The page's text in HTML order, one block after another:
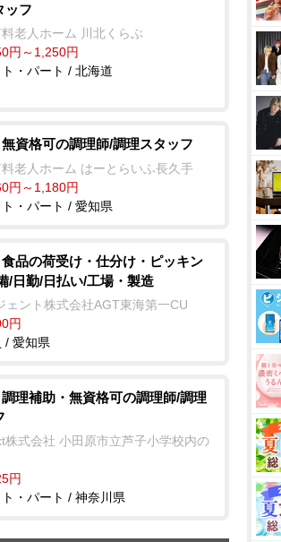
ッフ
老人ホーム 川北くらぶ
円～1,250円
・パート / 北海道
無資格可の調理師/調理スタッフ
老人ホーム はーとらいふ長久手
円～1,180円
・パート / 愛知県
食品の荷受け・仕分け・ピッキン
/日勤/日払い/工場・製造
ェント株式会社AGT東海第一CU
円
/ 愛知県
調理補助・無資格可の調理師/調理
株式会社 小田原市立芦子小学校内の
円
・パート / 神奈川県